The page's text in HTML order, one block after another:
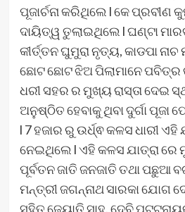
ପୂଜାର୍ଚନା କରିଥିଲେ l କେ ପ୍ରବୀଣ
ଦାୟିତ୍ୱ ତୁଲାଇଥିଲେ l ଘଣ୍ଟା
କୀର୍ତ୍ତନ ଘୁମୁରା ନୃତ୍ୟ, କାଡପା
ଛୋଟ ଛୋଟ ଝିଅ ପିଲାମାନେ
ଧରୀ ସହର ର ମୁଖ୍ୟ ରାସ୍ତା ଦେଇ
ଅନୁଷ୍ଠିତ ହେବାକୁ ଥିବା ଦୁର୍ଗା ପୂଜା
l 7 ହଜାର ରୁ ଉର୍ଧ୍ଵ କଳସ ଧାରୀ ଏହି
ନେଇଥିଲେ l ଏହି କଳସ ଯାତ୍ରା ରେ
ପୂର୍ବତନ ଜାତି ଜନଜାତି ତଥା ପଛୁଆ
ମନ୍ତ୍ରୀ ଜଗନ୍ନାଥ ସାରକା ଯୋଗ
ସହିତ ଜ୍ୟୋତି ସାହୁ, ଦେବି